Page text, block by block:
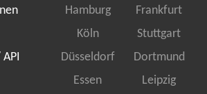
Hamburg
Frankfurt
Köln
Stuttgart
Düsseldorf
Dortmund
Essen
Leipzig